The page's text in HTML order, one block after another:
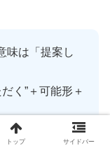
味は「提案し
く”＋可能形＋
トップ サイドバー